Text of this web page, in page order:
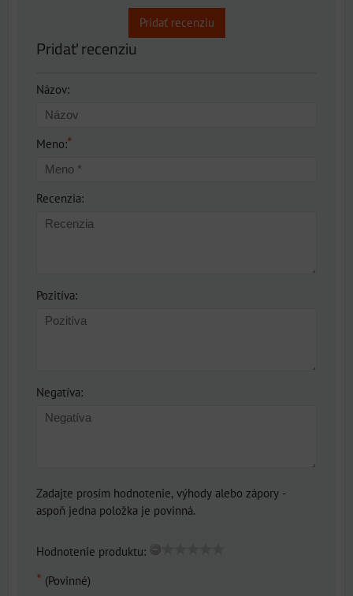
Pridať recenziu
Pridať recenziu
Názov:
Meno:*
Recenzia:
Pozitíva:
Negatíva:
Zadajte prosím hodnotenie, výhody alebo zápory -
aspoň jedna položka je povinná.
Hodnotenie produktu:
* (Povinné)